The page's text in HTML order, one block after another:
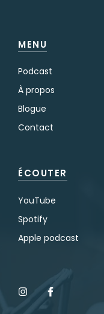
MENU
Podcast
À propos
Blogue
Contact
ÉCOUTER
YouTube
Spotify
Apple podcast